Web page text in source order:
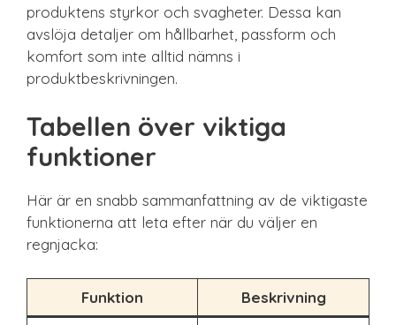
produktens styrkor och svagheter. Dessa kan
avslöja detaljer om hållbarhet, passform och
komfort som inte alltid nämns i
produktbeskrivningen.
Tabellen över viktiga
funktioner
Här är en snabb sammanfattning av de viktigaste
funktionerna att leta efter när du väljer en
regnjacka:
Funktion Beskrivning